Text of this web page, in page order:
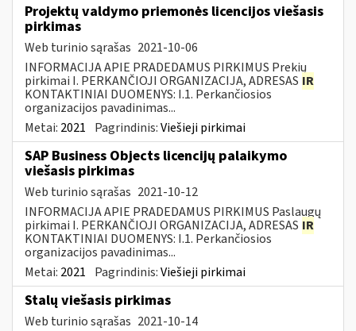
Projektų valdymo priemonės licencijos viešasis
pirkimas
Web turinio sąrašas 2021-10-06
INFORMACIJA APIE PRADEDAMUS PIRKIMUS Prekių
pirkimai I. PERKANČIOJI ORGANIZACIJA, ADRESAS IR
KONTAKTINIAI DUOMENYS: I.1. Perkančiosios
organizacijos pavadinimas...
Metai: 2021 Pagrindinis:Viešieji pirkimai
SAP Business Objects licencijų palaikymo
viešasis pirkimas
Web turinio sąrašas 2021-10-12
INFORMACIJA APIE PRADEDAMUS PIRKIMUS Paslaugų
pirkimai I. PERKANČIOJI ORGANIZACIJA, ADRESAS IR
KONTAKTINIAI DUOMENYS: I.1. Perkančiosios
organizacijos pavadinimas...
Metai: 2021 Pagrindinis:Viešieji pirkimai
Stalų viešasis pirkimas
Web turinio sąrašas 2021-10-14